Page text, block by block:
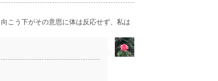
こう下がその意思に体は反応せず、私は